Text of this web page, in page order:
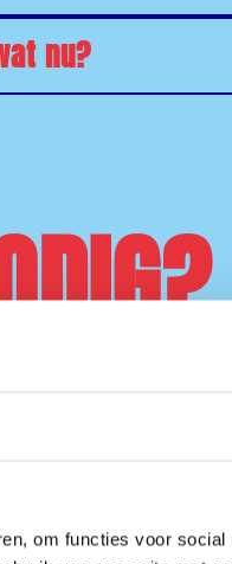
om functies voor social
nu?
ik Smeerboel